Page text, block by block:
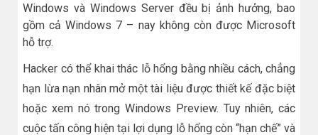
Windows và Windows Server đều bị ảnh hưởng, bao
gồm cả Windows 7 – nay không còn được Microsoft
hỗ trợ.
Hacker có thể khai thác lỗ hổng bằng nhiều cách, chẳng
hạn lừa nạn nhân mở một tài liệu được thiết kế đặc biệt
hoặc xem nó trong Windows Preview. Tuy nhiên, các
cuộc tấn công hiện tại lợi dụng lỗ hổng còn “hạn chế” và